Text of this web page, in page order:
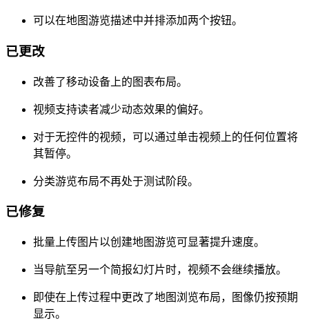
可以在地图游览描述中并排添加两个按钮。
已更改
改善了移动设备上的图表布局。
视频支持读者减少动态效果的偏好。
对于无控件的视频，可以通过单击视频上的任何位置将
其暂停。
分类游览布局不再处于测试阶段。
已修复
批量上传图片以创建地图游览可显著提升速度。
当导航至另一个简报幻灯片时，视频不会继续播放。
即使在上传过程中更改了地图浏览布局，图像仍按预期
显示。